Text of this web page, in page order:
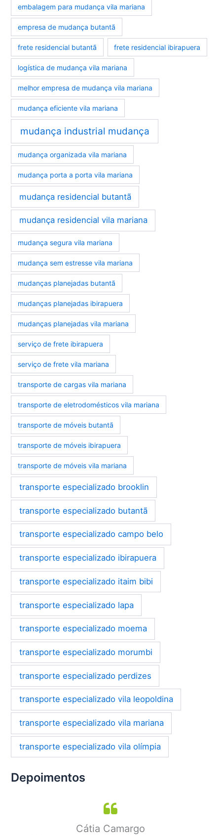
embalagem para mudança vila mariana
empresa de mudança butantã
frete residencial butantã frete residencial ibirapuera
logística de mudança vila mariana
melhor empresa de mudança vila mariana
mudança eficiente vila mariana
mudança industrial mudança
mudança organizada vila mariana
mudança porta a porta vila mariana
mudança residencial butantã
mudança residencial vila mariana
mudança segura vila mariana
mudança sem estresse vila mariana
mudanças planejadas butantã
mudanças planejadas ibirapuera
mudanças planejadas vila mariana
serviço de frete ibirapuera
serviço de frete vila mariana
transporte de cargas vila mariana
transporte de eletrodomésticos vila mariana
transporte de móveis butantã
transporte de móveis ibirapuera
transporte de móveis vila mariana
transporte especializado brooklin
transporte especializado butantã
transporte especializado campo belo
transporte especializado ibirapuera
transporte especializado itaim bibi
transporte especializado lapa
transporte especializado moema
transporte especializado morumbi
transporte especializado perdizes
transporte especializado vila leopoldina
transporte especializado vila mariana
transporte especializado vila olímpia
Depoimentos
Cátia Camargo